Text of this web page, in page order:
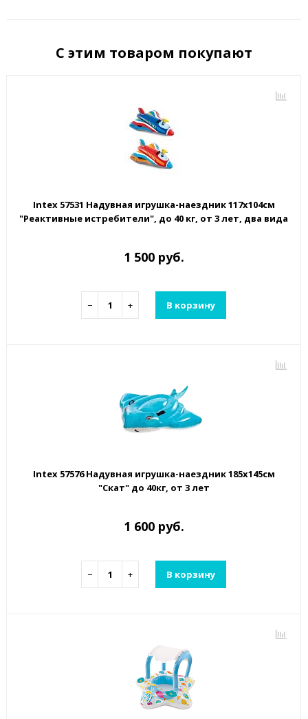
С этим товаром покупают
Intex 57531 Надувная игрушка-наездник 117х104см
"Реактивные истребители", до 40 кг, от 3 лет, два вида
1 500 руб.
− + В корзину
Intex 57576 Надувная игрушка-наездник 185х145см
"Скат" до 40кг, от 3 лет
1 600 руб.
− + В корзину